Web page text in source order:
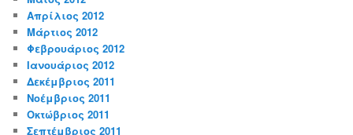
Απρίλιος 2012
Μάρτιος 2012
Φεβρουάριος 2012
Ιανουάριος 2012
Δεκέμβριος 2011
Νοέμβριος 2011
Οκτώβριος 2011
Σεπτέμβριος 2011